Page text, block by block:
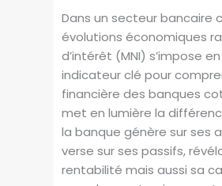
Dans un secteur bancaire
évolutions économiques
d’intérêt (MNI) s’impose
indicateur clé pour
financière des banques
met en lumière la
la banque génère sur ses
verse sur ses passifs,
rentabilité mais aussi sa